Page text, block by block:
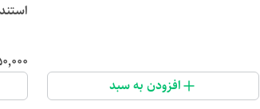
افزودن به سبد
استند ۵ طبقه سرویس بهداشتی